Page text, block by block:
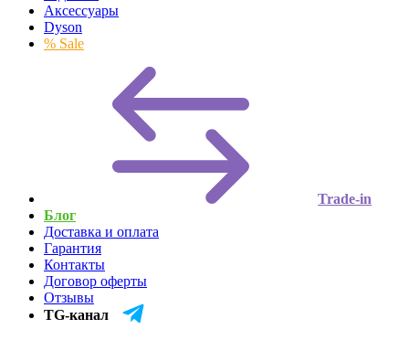
Аксессуары
Dyson
% Sale
Trade-in
Блог
Доставка и оплата
Гарантия
Контакты
Договор оферты
Отзывы
TG-канал